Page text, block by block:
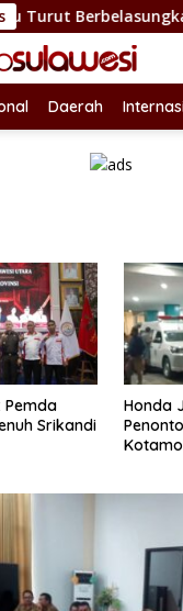
Daerah
Pemda
Srikandi
Honda